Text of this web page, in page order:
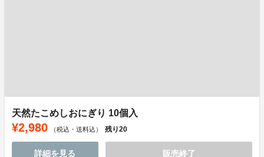
天然たこめしおにぎり 10個入
¥2,980 （税込・送料込） 残り20
詳細を見る 販売終了